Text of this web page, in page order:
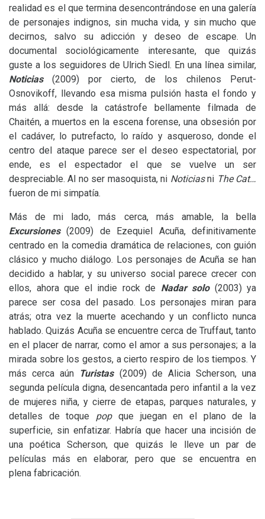
realidad es el que termina desencontrándose en una galería
de personajes indignos, sin mucha vida, y sin mucho que
decirnos, salvo su adicción y deseo de escape. Un
documental sociológicamente interesante, que quizás
guste a los seguidores de Ulrich Siedl. En una línea similar,
Noticias(2009) por cierto, de los chilenos Perut-
Osnovikoff, llevando esa misma pulsión hasta el fondo y
más allá: desde la catástrofe bellamente filmada de
Chaitén, a muertos en la escena forense, una obsesión por
el cadáver, lo putrefacto, lo raído y asqueroso, donde el
centro del ataque parece ser el deseo espectatorial, por
ende, es el espectador el que se vuelve un ser
despreciable. Al no ser masoquista, ni Noticiasni The Cat…
fueron de mi simpatía.
Más de mi lado, más cerca, más amable, la bella
Excursiones (2009) de Ezequiel Acuña, definitivamente
centrado en la comedia dramática de relaciones, con guión
clásico y mucho diálogo. Los personajes de Acuña se han
decidido a hablar, y su universo social parece crecer con
ellos, ahora que el indie rock de Nadar solo(2003) ya
parece ser cosa del pasado. Los personajes miran para
atrás; otra vez la muerte acechando y un conflicto nunca
hablado. Quizás Acuña se encuentre cerca de Truffaut, tanto
en el placer de narrar, como el amor a sus personajes; a la
mirada sobre los gestos, a cierto respiro de los tiempos. Y
más cerca aún
Turistas (2009) de Alicia Scherson, una
segunda película digna, desencantada pero infantil a la vez
de mujeres niña, y cierre de etapas, parques naturales, y
detalles de toque pop que juegan en el plano de la
superficie, sin enfatizar. Habría que hacer una incisión de
una poética Scherson, que quizás le lleve un par de
películas más en elaborar, pero que se encuentra en
plena fabricación.